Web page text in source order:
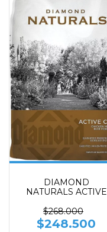
DIAMOND
NATURALS ACTIVE
$268.000
$248.500